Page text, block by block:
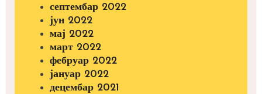
септембар 2022
јун 2022
мај 2022
март 2022
фебруар 2022
јануар 2022
децембар 2021